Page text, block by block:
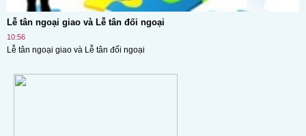
Lễ tân ngoại giao và Lễ tân đối ngoại
10:56
Lễ tân ngoại giao và Lễ tân đối ngoại